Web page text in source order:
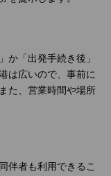
か「出発手続き後」
は広いので、事前に
た、営業時間や場所
伴者も利用できるこ